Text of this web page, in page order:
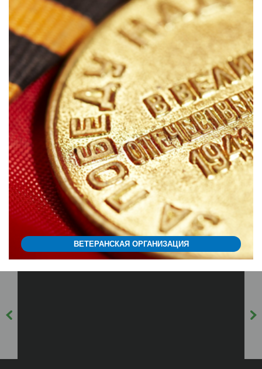
ВЕТЕРАНСКАЯ ОРГАНИЗАЦИЯ